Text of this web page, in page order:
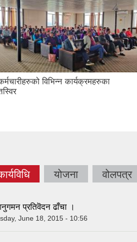
विभिन्न कार्यक्रमहरुका
योजना वोलपत्र
प्रतिवॆदन ढाँचा ।
June 18, 2015 - 10:56